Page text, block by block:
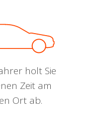
holt Sie
Zeit am
Ort ab.